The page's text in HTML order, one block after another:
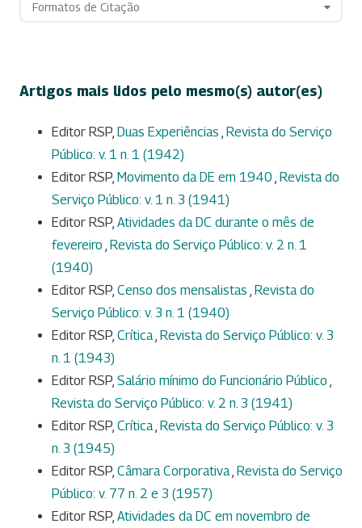
Formatos de Citação
Artigos mais lidos pelo mesmo(s) autor(es)
Editor RSP, Duas Experiências , Revista do Serviço
Público: v. 1 n. 1 (1942)
Editor RSP, Movimento da DE em 1940 , Revista do
Serviço Público: v. 1 n. 3 (1941)
Editor RSP, Atividades da DC durante o mês de
fevereiro , Revista do Serviço Público: v. 2 n. 1
(1940)
Editor RSP, Censo dos mensalistas , Revista do
Serviço Público: v. 3 n. 1 (1940)
Editor RSP, Crítica, Revista do Serviço Público: v. 3
n. 1 (1943)
Editor RSP, Salário mínimo do Funcionário Público ,
Revista do Serviço Público: v. 2 n. 3 (1941)
Editor RSP, Crítica, Revista do Serviço Público: v. 3
n. 3 (1945)
Editor RSP, Câmara Corporativa, Revista do Serviço
Público: v. 77 n. 2 e 3 (1957)
Editor RSP, Atividades da DC em novembro de